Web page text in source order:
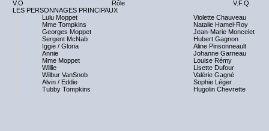
V.O Rôle
V.F.Q
LES PERSONNAGES PRINCIPAUX
Lulu Moppet
Violette Chauveau
Mme Tompkins
Natalie Hamel-Roy
Georges Moppet
Jean-Marie Moncelet
Sergent McNab
Hubert Gagnon
Iggie / Gloria
Aline Pinsonneault
Annie
Johanne Garneau
Mme Moppet
Louise Rémy
Willie
Lisette Dufour
Wilbur VanSnob
Valérie Gagné
Alvin / Eddie
Sophie Léger
Tubby Tompkins Hugolin Chevrette